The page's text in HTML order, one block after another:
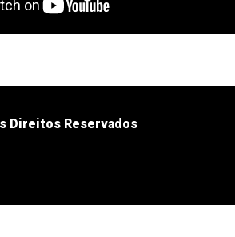
Direitos Reservados